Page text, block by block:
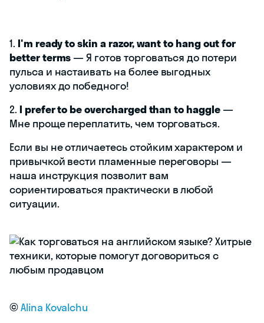
1. I'm ready to skin a razor, want to hang out for
better terms— Я готов торговаться до потери
пульса и настаивать на более выгодных
условиях до победного!
2. I prefer to be overcharged than to haggle—
Мне проще переплатить, чем торговаться.
Если вы не отличаетесь стойким характером и
привычкой вести пламенные переговоры —
наша инструкция позволит вам
сориентироваться практически в любой
ситуации.
©Alina Kovalchu